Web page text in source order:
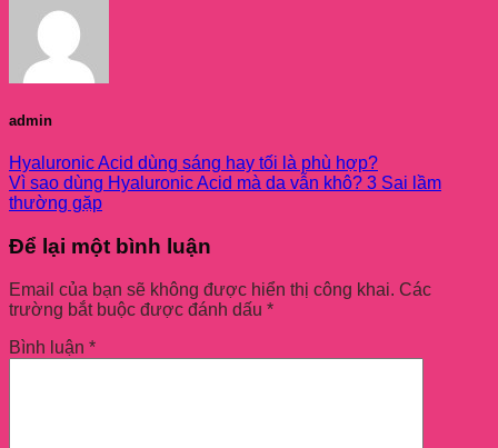
admin
Hyaluronic Acid dùng sáng hay tối là phù hợp?
Vì sao dùng Hyaluronic Acid mà da vẫn khô? 3 Sai lầm
thường gặp
Để lại một bình luận
Email của bạn sẽ không được hiển thị công khai. Các
trường bắt buộc được đánh dấu *
Bình luận *